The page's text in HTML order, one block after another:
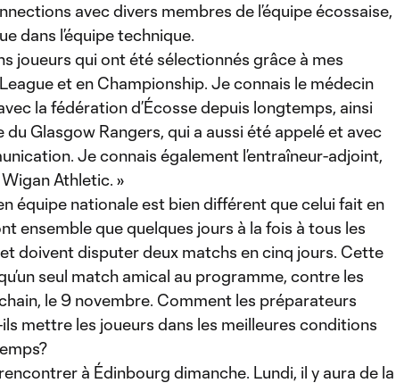
avec divers membres de l’équipe écossaise,
dans l’équipe technique.
joueurs qui ont été sélectionnés grâce à mes
et en Championship. Je connais le médecin
la fédération d’Écosse depuis longtemps, ainsi
du Glasgow Rangers, qui a aussi été appelé et avec
Je connais également l’entraîneur-adjoint,
Athletic. »
équipe nationale est bien différent que celui fait en
ensemble que quelques jours à la fois à tous les
doivent disputer deux matchs en cinq jours. Cette
qu’un seul match amical au programme, contre les
le 9 novembre. Comment les préparateurs
mettre les joueurs dans les meilleures conditions
à Édinbourg dimanche. Lundi, il y aura de la